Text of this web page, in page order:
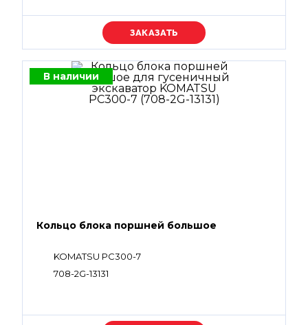
Уточняйте цену
В наличии
Кольцо блока поршней большое
KOMATSU PC300-7
708-2G-13131